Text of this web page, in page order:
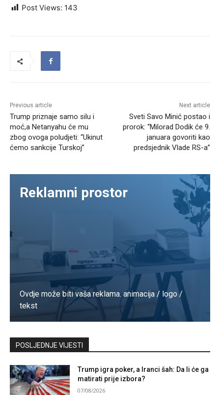
Post Views: 143
Previous article
Trump priznaje samo silu i
moć,a Netanyahu će mu
zbog ovoga poludjeti: “Ukinut
ćemo sankcije Turskoj”
Next article
Sveti Savo Minić postao i
prorok: “Milorad Dodik će 9.
januara govoriti kao
predsjednik Vlade RS-a”
Reklamni prostor
Ovdje može biti vaša reklama. animacija / logo /
tekst
Kontaktirajte nas
POSLJEDNJE VIJESTI
Trump igra poker, a Iranci šah: Da li će ga
matirati prije izbora?
07/08/2026